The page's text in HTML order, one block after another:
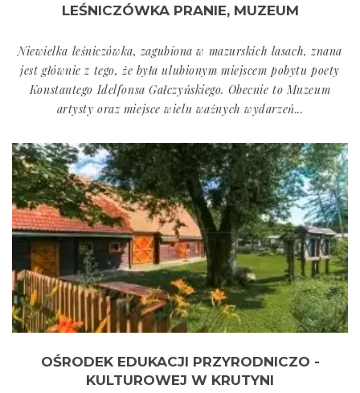
LEŚNICZÓWKA PRANIE, MUZEUM
Niewielka leśniczówka, zagubiona w mazurskich lasach, znana
jest głównie z tego, że była ulubionym miejscem pobytu poety
Konstantego Idelfonsa Gałczyńskiego. Obecnie to Muzeum
artysty oraz miejsce wielu ważnych wydarzeń...
OŚRODEK EDUKACJI PRZYRODNICZO -
KULTUROWEJ W KRUTYNI